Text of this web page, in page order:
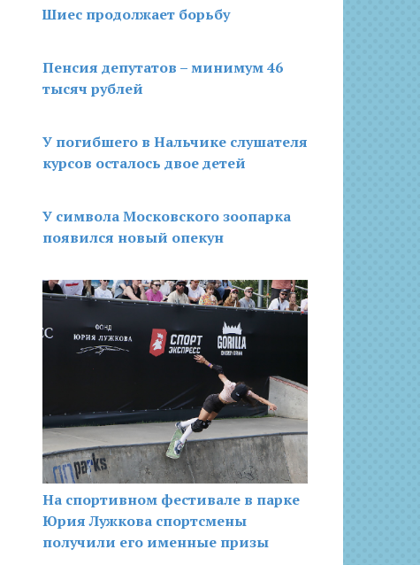
Шиес продолжает борьбу
Пенсия депутатов – минимум 46
тысяч рублей
У погибшего в Нальчике слушателя
курсов осталось двое детей
У символа Московского зоопарка
появился новый опекун
На спортивном фестивале в парке
Юрия Лужкова спортсмены
получили его именные призы